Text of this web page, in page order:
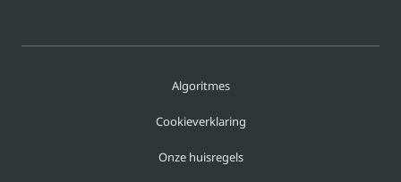
Algoritmes
Cookieverklaring
Onze huisregels